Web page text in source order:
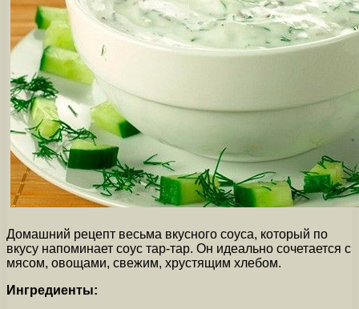
Домашний рецепт весьма вкусного соуса, который по
вкусу напоминает соус тар-тар. Он идеально сочетается с
мясом, овощами, свежим, хрустящим хлебом.
Ингредиенты: